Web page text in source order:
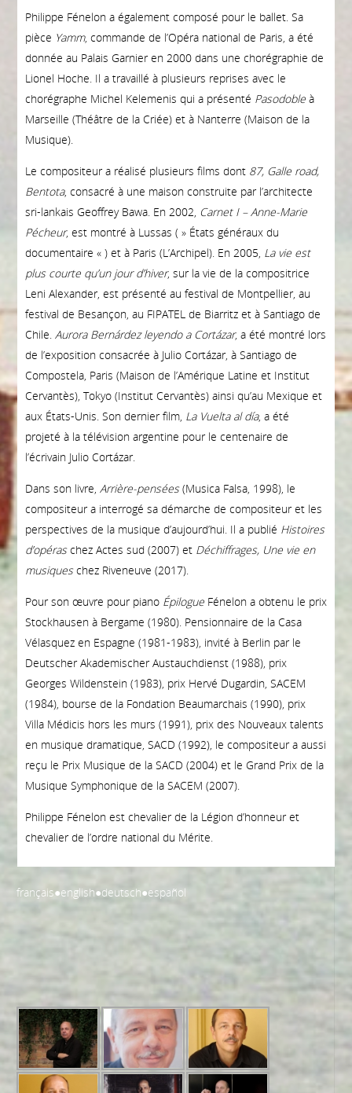
Philippe Fénelon a également composé pour le ballet. Sa
pièce Yamm, commande de l’Opéra national de Paris, a été
donnée au Palais Garnier en 2000 dans une chorégraphie de
Lionel Hoche. Il a travaillé à plusieurs reprises avec le
chorégraphe Michel Kelemenis qui a présenté Pasodobleà
Marseille (Théâtre de la Criée) et à Nanterre (Maison de la
Musique).
Le compositeur a réalisé plusieurs films dont 87, Galle road,
Bentota, consacré à une maison construite par l’architecte
sri-lankais Geoffrey Bawa. En 2002, Carnet I – Anne-Marie
Pécheur, est montré à Lussas ( » États généraux du
documentaire « ) et à Paris (L’Archipel). En 2005, La vie est
plus courte qu’un jour d’hiver, sur la vie de la compositrice
Leni Alexander, est présenté au festival de Montpellier, au
festival de Besançon, au FIPATEL de Biarritz et à Santiago de
Chile. Aurora Bernárdez leyendo a Cortázar, a été montré lors
de l’exposition consacrée à Julio Cortázar, à Santiago de
Compostela, Paris (Maison de l’Amérique Latine et Institut
Cervantès), Tokyo (Institut Cervantès) ainsi qu’au Mexique et
aux États-Unis. Son dernier film, La Vuelta al día, a été
projeté à la télévision argentine pour le centenaire de
l’écrivain Julio Cortázar.
Dans son livre, Arrière-pensées(Musica Falsa, 1998), le
compositeur a interrogé sa démarche de compositeur et les
perspectives de la musique d’aujourd’hui. Il a publié Histoires
d’opéraschez Actes sud (2007) et Déchiffrages, Une vie en
musiqueschez Riveneuve (2017).
Pour son œuvre pour piano ÉpilogueFénelon a obtenu le prix
Stockhausen à Bergame (1980). Pensionnaire de la Casa
Vélasquez en Espagne (1981-1983), invité à Berlin par le
Deutscher Akademischer Austauchdienst (1988), prix
Georges Wildenstein (1983), prix Hervé Dugardin, SACEM
(1984), bourse de la Fondation Beaumarchais (1990), prix
Villa Médicis hors les murs (1991), prix des Nouveaux talents
en musique dramatique, SACD (1992), le compositeur a aussi
reçu le Prix Musique de la SACD (2004) et le Grand Prix de la
Musique Symphonique de la SACEM (2007).
Philippe Fénelon est chevalier de la Légion d’honneur et
chevalier de l’ordre national du Mérite.
français●english●deutsch●español